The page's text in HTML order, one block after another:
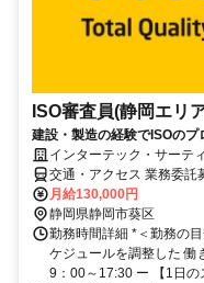
ISO審査員(静岡エリ
建設・製造の経験でISOの
インターテック・サーテ
交通・アクセス 業務委託
場所については、ご自身
月給130,000円
静岡県静岡市葵区
勤務時間詳細 *＜勤務の
ケジュールを調整した 働
9：00～17:30 ー 【1日の